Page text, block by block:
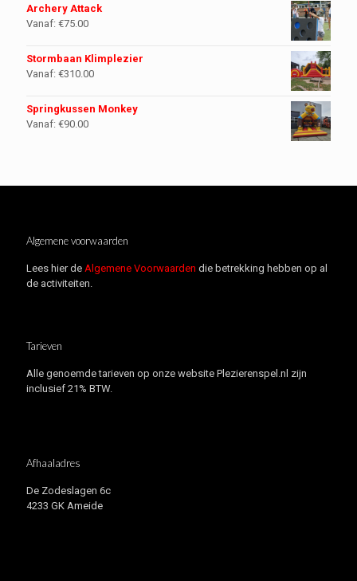
Archery Attack
Vanaf: €75.00
Stormbaan Klimplezier
Vanaf: €310.00
Springkussen Monkey
Vanaf: €90.00
Algemene voorwaarden
Lees hier de Algemene Voorwaarden die betrekking hebben op al
de activiteiten.
Tarieven
Alle genoemde tarieven op onze website Plezierenspel.nl zijn
inclusief 21% BTW.
Afhaaladres
De Zodeslagen 6c
4233 GK Ameide